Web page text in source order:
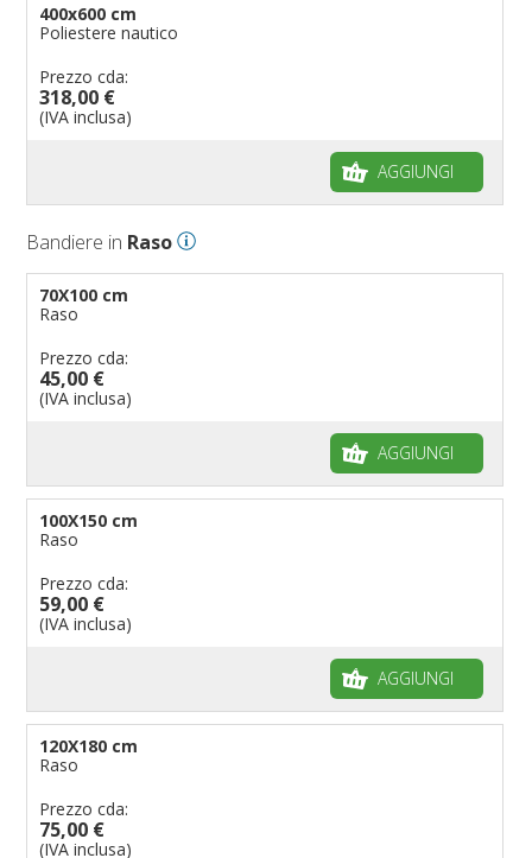
400x600 cm
Poliestere nautico
Prezzo cda:
318,00 €
(IVA inclusa)
AGGIUNGI
Bandiere in Raso
70X100 cm
Raso
Prezzo cda:
45,00 €
(IVA inclusa)
AGGIUNGI
100X150 cm
Raso
Prezzo cda:
59,00 €
(IVA inclusa)
AGGIUNGI
120X180 cm
Raso
Prezzo cda:
75,00 €
(IVA inclusa)